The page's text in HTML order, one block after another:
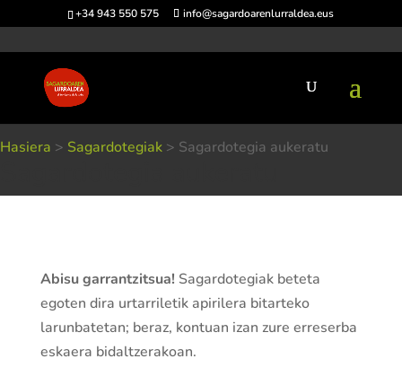
+34 943 550 575 info@sagardoarenlurraldea.eus
Hasiera > Sagardotegiak > Sagardotegia aukeratu
Abisu garrantzitsua! Sagardotegiak beteta
egoten dira urtarriletik apirilera bitarteko
larunbatetan; beraz, kontuan izan zure erreserba
eskaera bidaltzerakoan.